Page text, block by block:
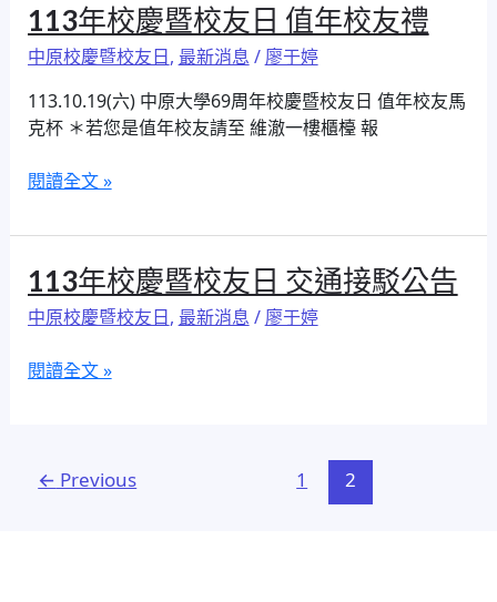
校
友
日
113年校慶暨校友日 值年校友禮
中原校慶暨校友日, 最新消息 / 廖于婷
113.10.19(六) 中原大學69周年校慶暨校友日 值年校友馬
克杯 ＊若您是值年校友請至 維澈一樓櫃檯 報
113
年
校
慶
暨
友
校
友
禮
閱讀全文 »
113年校慶暨校友日 交通接駁公告
中原校慶暨校友日, 最新消息 / 廖于婷
113
年
校
暨
交
閱讀全文 »
← Previous 1 2